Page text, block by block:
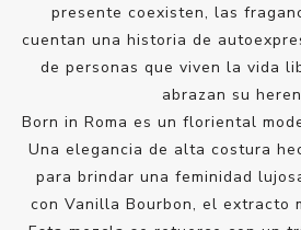
presente coexisten, las
cuentan una historia de
de personas que viven la vida
abrazan su
Born in Roma es un floriental
Una elegancia de alta costura
para brindar una feminidad
con Vanilla Bourbon, el extracto